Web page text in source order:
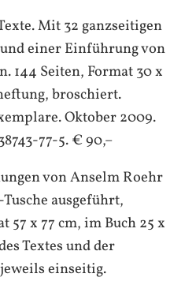
Mit 32 ganzseitigen
einer Einführung von
144 Seiten, Format 30 x
broschiert.
Oktober 2009.
77-5. € 90,–
von Anselm Roehr
ausgeführt,
57 x 77 cm, im Buch 25 x
Textes und der
einseitig.